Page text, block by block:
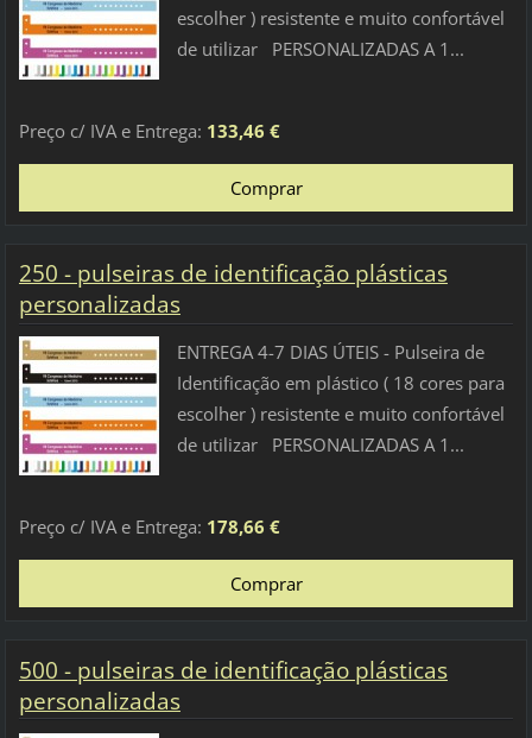
escolher ) resistente e muito confortável
de utilizar PERSONALIZADAS A 1...
Preço c/ IVA e Entrega: 133,46 €
250 - pulseiras de identificação plásticas
personalizadas
ENTREGA 4-7 DIAS ÚTEIS - Pulseira de
Identificação em plástico ( 18 cores para
escolher ) resistente e muito confortável
de utilizar PERSONALIZADAS A 1...
Preço c/ IVA e Entrega: 178,66 €
500 - pulseiras de identificação plásticas
personalizadas